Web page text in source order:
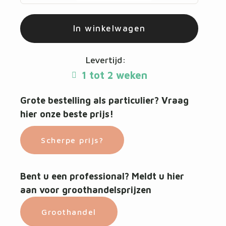
In winkelwagen
Levertijd:
1 tot 2 weken
Grote bestelling als particulier? Vraag
hier onze beste prijs!
Scherpe prijs?
Bent u een professional? Meldt u hier
aan voor groothandelsprijzen
Groothandel